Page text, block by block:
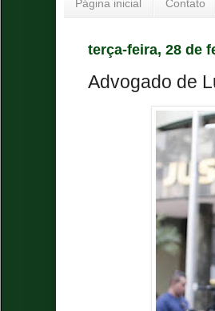
Página inicial Contato
terça-feira, 28 de
Advogado de